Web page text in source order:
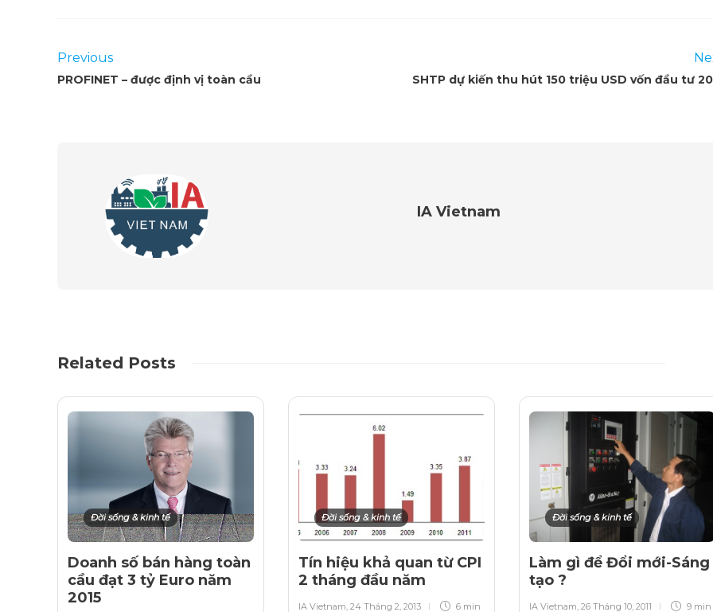
Previous
PROFINET – được định vị toàn cầu SHTP dự kiến thu hút 150 triệu USD vốn đầu tư
IA Vietnam
Related Posts
Đời sống & kinh tế
Doanh số bán hàng toàn
cầu đạt 3 tỷ Euro năm
2015
Đời sống & kinh tế
Tín hiệu khả quan từ CPI
2 tháng đầu năm
IA Vietnam 24 Tháng 2, 2013 6 min
Đời sống & kinh tế
Làm gì để Đổi mới-Sáng
tạo ?
IA Vietnam 26 Tháng 10, 2011 9 min